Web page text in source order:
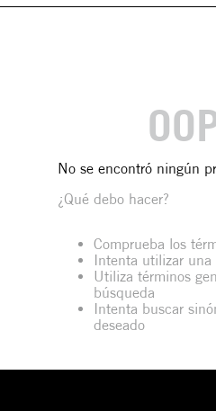
No se encontró ningún
¿Qué debo hacer?
Comprueba los
Intenta utilizar una
Utiliza términos
búsqueda
Intenta buscar
deseado